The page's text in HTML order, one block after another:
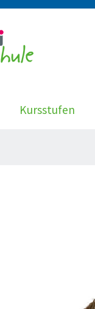
Kursstufen